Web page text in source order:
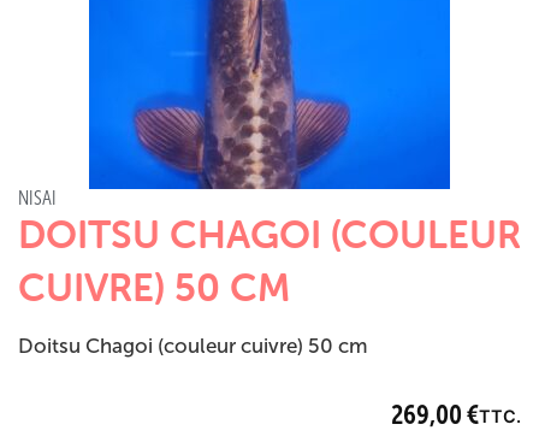
NISAI
DOITSU CHAGOI (COULEUR
CUIVRE) 50 CM
269,00 €TTC.
Doitsu Chagoi (couleur cuivre) 50 cm